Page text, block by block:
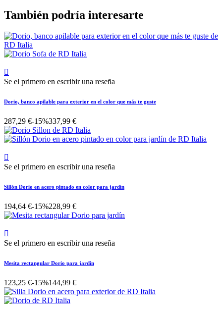
También podría interesarte

Se el primero en escribir una reseña
Dorio, banco apilable para exterior en el color que más te guste
287,29 €-15%337,99 €

Se el primero en escribir una reseña
Sillón Dorio en acero pintado en color para jardín
194,64 €-15%228,99 €

Se el primero en escribir una reseña
Mesita rectangular Dorio para jardín
123,25 €-15%144,99 €